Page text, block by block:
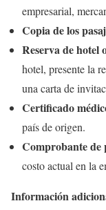
empresarial,
Copia de los
Reserva de hotel
hotel, presente la
una carta de
Certificado
país de origen.
Comprobante de
costo actual en la
Información